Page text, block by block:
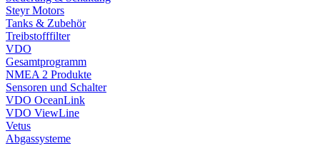
Steyr Motors
Tanks & Zubehör
Treibstofffilter
VDO
Gesamtprogramm
NMEA 2 Produkte
Sensoren und Schalter
VDO OceanLink
VDO ViewLine
Vetus
Abgassysteme